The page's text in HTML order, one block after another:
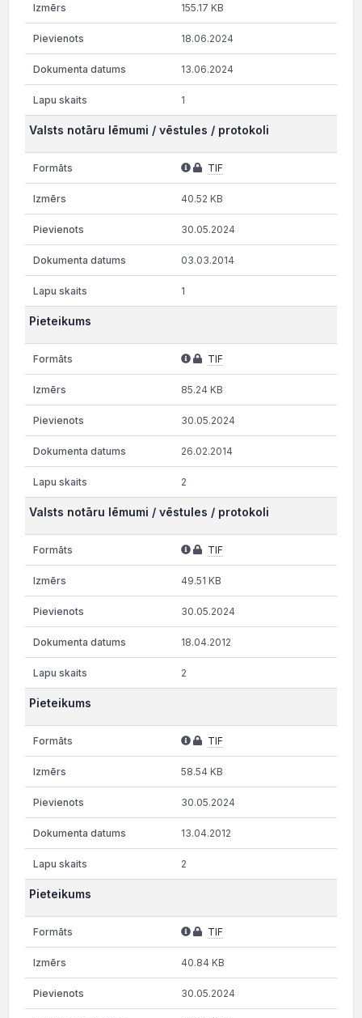
155.17 KB
18.06.2024
13.06.2024
1
Valsts notāru lēmumi / vēstules / protokoli
TIF
40.52 KB
30.05.2024
03.03.2014
1
Pieteikums
TIF
85.24 KB
30.05.2024
26.02.2014
2
Valsts notāru lēmumi / vēstules / protokoli
TIF
49.51 KB
30.05.2024
18.04.2012
2
Pieteikums
TIF
58.54 KB
30.05.2024
13.04.2012
2
Pieteikums
TIF
40.84 KB
30.05.2024